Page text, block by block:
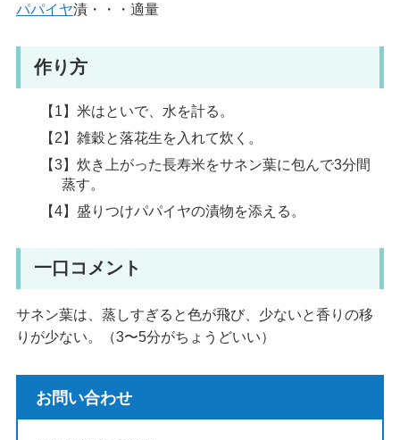
パパイヤ漬・・・適量
作り方
【1】米はといで、水を計る。
【2】雑穀と落花生を入れて炊く。
【3】炊き上がった長寿米をサネン葉に包んで3分間
蒸す。
【4】盛りつけパパイヤの漬物を添える。
一口コメント
サネン葉は、蒸しすぎると色が飛び、少ないと香りの移
りが少ない。（3〜5分がちょうどいい）
お問い合わせ